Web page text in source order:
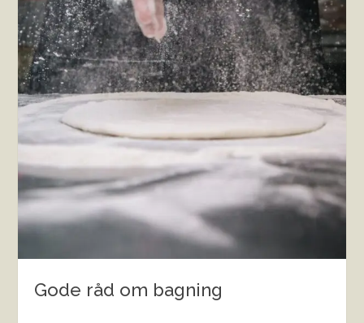
Gode råd om bagning